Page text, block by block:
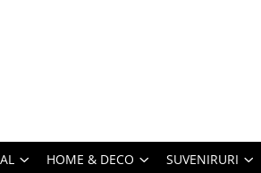
HOME & DECO SUVENIRURI